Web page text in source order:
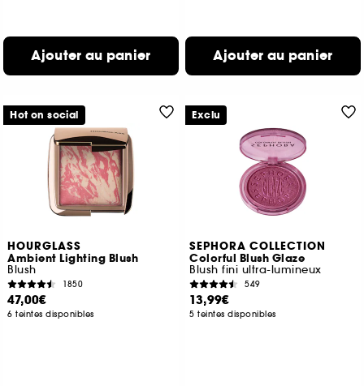
Ajouter au panier Ajouter au panier
HOURGLASS
Ambient Lighting Blush
Blush
1850
47,00€
6 teintes disponibles
Hot on social
SEPHORA COLLECTION
Colorful Blush Glaze
Blush fini ultra-lumineux
549
13,99€
5 teintes disponibles
Exclu